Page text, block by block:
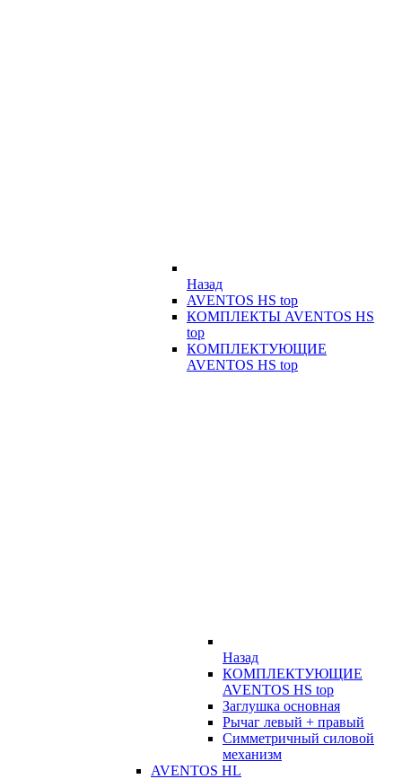
Назад
AVENTOS HS top
КОМПЛЕКТЫ AVENTOS HS
top
КОМПЛЕКТУЮЩИЕ
AVENTOS HS top
Назад
КОМПЛЕКТУЮЩИЕ
AVENTOS HS top
Заглушка основная
Рычаг левый + правый
Симметричный силовой
механизм
AVENTOS HL